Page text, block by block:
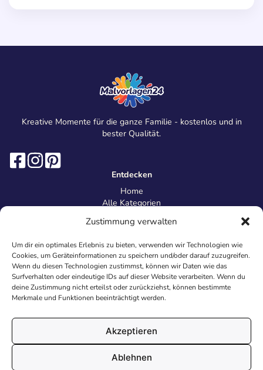
Zustimmung verwalten
Um dir ein optimales Erlebnis zu bieten, verwenden wir Technologien wie
Cookies, um Geräteinformationen zu speichern und/oder darauf zuzugreifen.
Wenn du diesen Technologien zustimmst, können wir Daten wie das
Surfverhalten oder eindeutige IDs auf dieser Website verarbeiten. Wenn du
deine Zustimmung nicht erteilst oder zurückziehst, können bestimmte
Merkmale und Funktionen beeinträchtigt werden.
Akzeptieren
Ablehnen
Kreative Momente für die ganze Familie - kostenlos und in
bester Qualität.
Entdecken
Home
Alle Kategorien
Information
Über uns
Kontakt
Inhaltsrichtlinien
Recht & Datenschutz
Impressum
AGB
Cookies